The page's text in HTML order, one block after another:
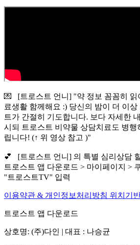
💌 [트로스트 언니] "약 정보 꼼꼼히 읽
료생활 함께해요 :) 당신의 밤이 더 이
트가 간절히 기도합니다. 보다 자세한
시되 트로스트 비약물 상담치료도 병행
립니다! (↑ 위 영상 참고 )"
💕 [트로스트 언니] 의 특별 심리상담
트로스트 앱 다운로드 > 마이페이지 >
"트로스트TV" 입력
이용약관 & 개인정보처리방침 위치기
트로스트 앱 다운로드
상호명: (주)다인 | 대표 : 나승균